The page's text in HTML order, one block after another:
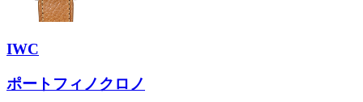
IWC
ポートフィノクロノ